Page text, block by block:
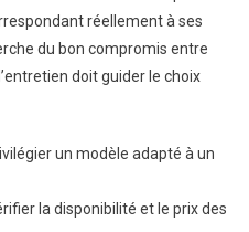
réellement à ses
du bon compromis entre
doit guider le choix
un modèle adapté à un
la disponibilité et le prix des